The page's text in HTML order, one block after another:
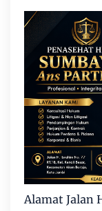
Alamat Jalan